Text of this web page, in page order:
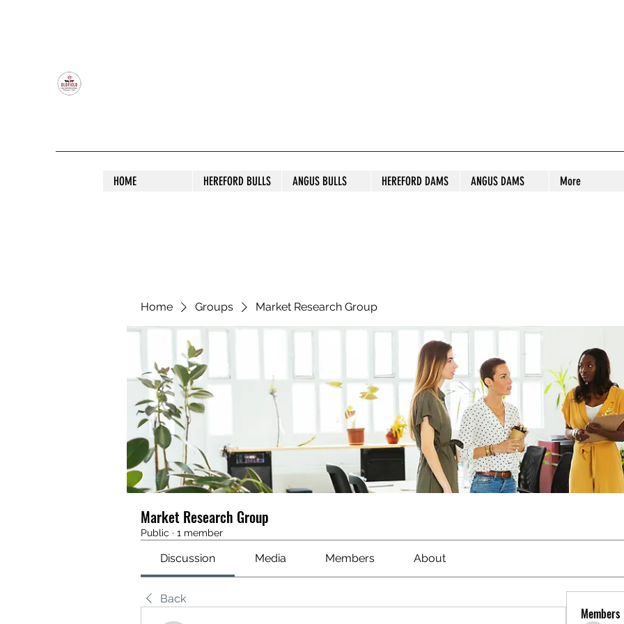
HOME HEREFORD BULLS ANGUS BULLS HEREFORD DAMS ANGUS DAMS More
Home Groups Market Research Group
Market Research Group
Public · 1 member
Discussion Media Members About
Back
Members